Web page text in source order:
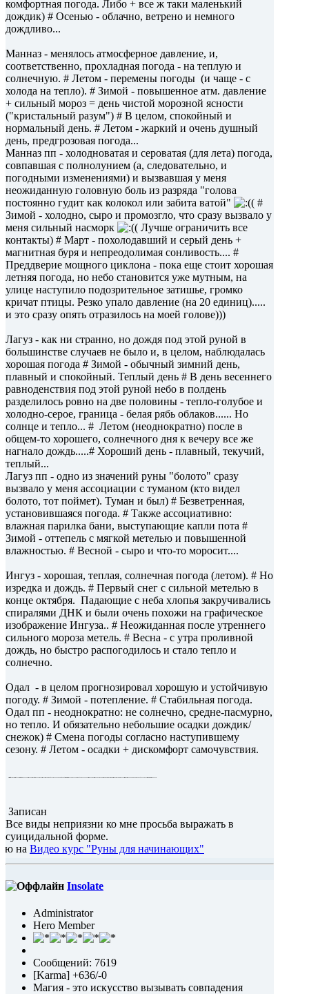
комфортная погода. Либо + все ж таки маленький
дождик) # Осенью - облачно, ветрено и немного
дождливо...
Манназ - менялось атмосферное давление, и,
соответственно, прохладная погода - на теплую и
солнечную. # Летом - перемены погоды (и чаще - с
холода на тепло). # Зимой - повышенное атм. давление
+ сильный мороз = день чистой морозной ясности
("кристальный разум") # В целом, спокойный и
нормальный день. # Летом - жаркий и очень душный
день, предгрозовая погода...
Манназ пп - холодноватая и сероватая (для лета) погода,
совпавшая с полнолунием (а, следовательно, и
погодными изменениями) и вызвавшая у меня
неожиданную головную боль из разряда "голова
постоянно гудит как колокол или забита ватой"
( #
Зимой - холодно, сыро и промозгло, что сразу вызвало у
меня сильный насморк
( Лучше ограничить все
контакты) # Март - похолодавший и серый день +
магнитная буря и непреодолимая сонливость.... #
Преддверие мощного циклона - пока еще стоит хорошая
летняя погода, но небо становится уже мутным, на
улице наступило подозрительное затишье, громко
кричат птицы. Резко упало давление (на 20 единиц).....
и это сразу опять отразилось на моей голове)))
Лагуз - как ни странно, но дождя под этой руной в
большинстве случаев не было и, в целом, наблюдалась
хорошая погода # Зимой - обычный зимний день,
плавный и спокойный. Теплый день # В день весеннего
равноденствия под этой руной небо в полдень
разделилось ровно на две половины - тепло-голубое и
холодно-серое, граница - белая рябь облаков...... Но
солнце и тепло... # Летом (неоднократно) после в
общем-то хорошего, солнечного дня к вечеру все же
нагнало дождь.....# Хороший день - плавный, текучий,
теплый...
Лагуз пп - одно из значений руны "болото" сразу
вызвало у меня ассоциации с туманом (кто видел
болото, тот поймет). Туман и был) # Безветренная,
установившаяся погода. # Также ассоциативно:
влажная парилка бани, выступающие капли пота #
Зимой - оттепель с мягкой метелью и повышенной
влажностью. # Весной - сыро и что-то моросит....
Ингуз - хорошая, теплая, солнечная погода (летом). # Но
изредка и дождь. # Первый снег с сильной метелью в
конце октября. Падающие с неба хлопья закручивались
спиралями ДНК и были очень похожи на графическое
изображение Ингуза.. # Неожиданная после утреннего
сильного мороза метель. # Весна - с утра проливной
дождь, но быстро распогодилось и стало тепло и
солнечно.
Одал - в целом прогнозировал хорошую и устойчивую
погоду. # Зимой - потепление. # Стабильная погода.
Одал пп - неоднократно: не солнечно, средне-пасмурно,
но тепло. И обязательно небольшие осадки дождик/
снежок) # Смена погоды согласно наступившему
сезону. # Летом - осадки + дискомфорт самочувствия.
Записан
Все виды неприязни ко мне просьба выражать в
суицидальной форме.
курс "Руны для начинающих"
Insolate
Administrator
Hero Member
Сообщений: 7619
[Karma] +636/-0
Магия - это искусство вызывать совпадения